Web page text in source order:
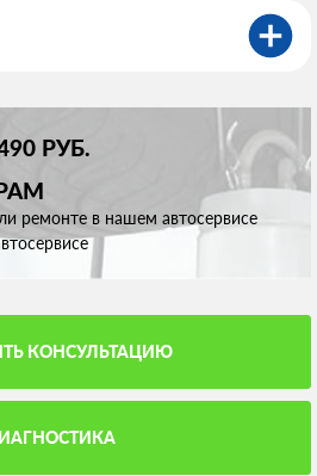
РУБ.
ремонте в нашем автосервисе
КОНСУЛЬТАЦИЮ